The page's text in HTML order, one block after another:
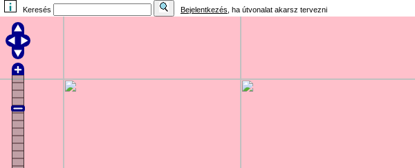
Keresés Bejelentkezés , ha útvonalat akarsz tervezni